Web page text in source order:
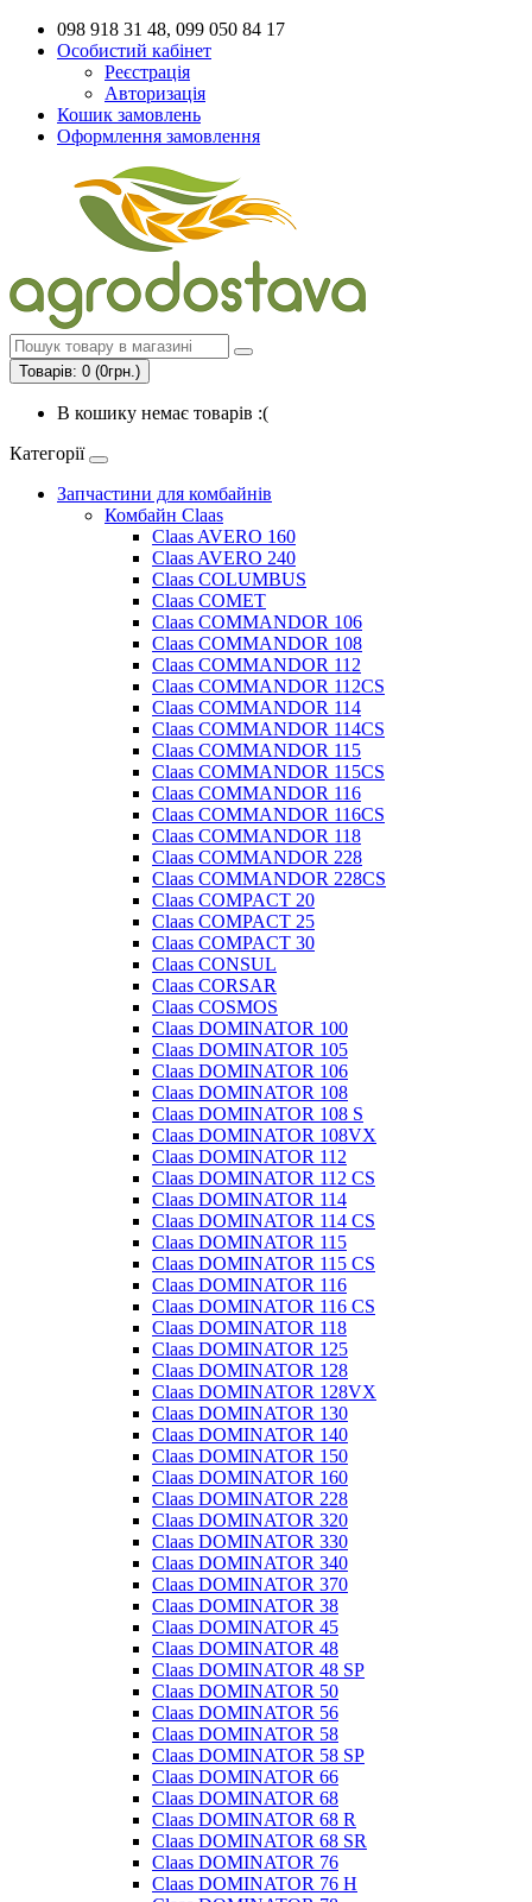
098 918 31 48, 099 050 84 17
Особистий кабінет
Реєстрація
Авторизація
Кошик замовлень
Оформлення замовлення
Товарів: 0 (0грн.)
В кошику немає товарів :(
Категорії
Запчастини для комбайнів
Комбайн Claas
Claas AVERO 160
Claas AVERO 240
Claas COLUMBUS
Claas COMET
Claas COMMANDOR 106
Claas COMMANDOR 108
Claas COMMANDOR 112
Claas COMMANDOR 112CS
Claas COMMANDOR 114
Claas COMMANDOR 114CS
Claas COMMANDOR 115
Claas COMMANDOR 115CS
Claas COMMANDOR 116
Claas COMMANDOR 116CS
Claas COMMANDOR 118
Claas COMMANDOR 228
Claas COMMANDOR 228CS
Claas COMPACT 20
Claas COMPACT 25
Claas COMPACT 30
Claas CONSUL
Claas CORSAR
Claas COSMOS
Claas DOMINATOR 100
Claas DOMINATOR 105
Claas DOMINATOR 106
Claas DOMINATOR 108
Claas DOMINATOR 108 S
Claas DOMINATOR 108VX
Claas DOMINATOR 112
Claas DOMINATOR 112 CS
Claas DOMINATOR 114
Claas DOMINATOR 114 CS
Claas DOMINATOR 115
Claas DOMINATOR 115 CS
Claas DOMINATOR 116
Claas DOMINATOR 116 CS
Claas DOMINATOR 118
Claas DOMINATOR 125
Claas DOMINATOR 128
Claas DOMINATOR 128VX
Claas DOMINATOR 130
Claas DOMINATOR 140
Claas DOMINATOR 150
Claas DOMINATOR 160
Claas DOMINATOR 228
Claas DOMINATOR 320
Claas DOMINATOR 330
Claas DOMINATOR 340
Claas DOMINATOR 370
Claas DOMINATOR 38
Claas DOMINATOR 45
Claas DOMINATOR 48
Claas DOMINATOR 48 SP
Claas DOMINATOR 50
Claas DOMINATOR 56
Claas DOMINATOR 58
Claas DOMINATOR 58 SP
Claas DOMINATOR 66
Claas DOMINATOR 68
Claas DOMINATOR 68 R
Claas DOMINATOR 68 SR
Claas DOMINATOR 76
Claas DOMINATOR 76 H